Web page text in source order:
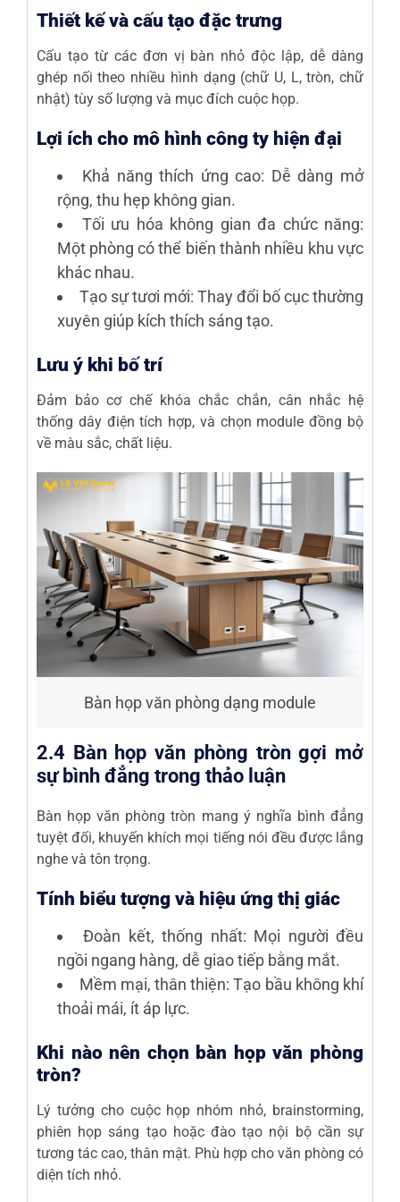
Thiết kế và cấu tạo đặc trưng
Cấu tạo từ các đơn vị bàn nhỏ độc lập, dễ dàng
ghép nối theo nhiều hình dạng (chữ U, L, tròn, chữ
nhật) tùy số lượng và mục đích cuộc họp.
Lợi ích cho mô hình công ty hiện đại
Khả năng thích ứng cao: Dễ dàng mở
rộng, thu hẹp không gian.
Tối ưu hóa không gian đa chức năng:
Một phòng có thể biến thành nhiều khu vực
khác nhau.
Tạo sự tươi mới: Thay đổi bố cục thường
xuyên giúp kích thích sáng tạo.
Lưu ý khi bố trí
Đảm bảo cơ chế khóa chắc chắn, cân nhắc hệ
thống dây điện tích hợp, và chọn module đồng bộ
về màu sắc, chất liệu.
Bàn họp văn phòng dạng module
2.4 Bàn họp văn phòng tròn gợi mở
sự bình đẳng trong thảo luận
Bàn họp văn phòng tròn mang ý nghĩa bình đẳng
tuyệt đối, khuyến khích mọi tiếng nói đều được lắng
nghe và tôn trọng.
Tính biểu tượng và hiệu ứng thị giác
Đoàn kết, thống nhất: Mọi người đều
ngồi ngang hàng, dễ giao tiếp bằng mắt.
Mềm mại, thân thiện: Tạo bầu không khí
thoải mái, ít áp lực.
Khi nào nên chọn bàn họp văn phòng
tròn?
Lý tưởng cho cuộc họp nhóm nhỏ, brainstorming,
phiên họp sáng tạo hoặc đào tạo nội bộ cần sự
tương tác cao, thân mật. Phù hợp cho văn phòng có
diện tích nhỏ.